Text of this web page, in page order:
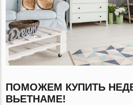
ПОМОЖЕМ КУПИТЬ
ВЬЕТНАМЕ!